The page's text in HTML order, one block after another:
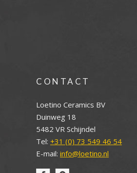
CONTACT
Loetino Ceramics BV
Duinweg 18
5482 VR Schijndel
Tel: +31 (0) 73 549 46 54
E-mail: info@loetino.nl